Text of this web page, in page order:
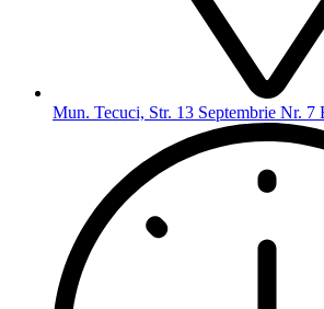
Mun. Tecuci, Str. 13 Septembrie Nr. 7